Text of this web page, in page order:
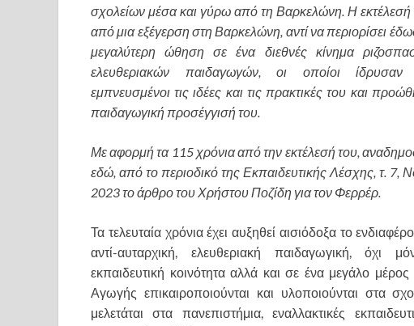
σχολείων μέσα και γύρω από τη Βαρκελώνη. Η εκτέλεσή
από μια εξέγερση στη Βαρκελώνη, αντί να περιορίσει
μεγαλύτερη ώθηση σε ένα διεθνές κίνημα
ελευθεριακών παιδαγωγών, οι οποίοι ίδρυσαν
εμπνευσμένοι τις ιδέες και τις πρακτικές του και
παιδαγωγική προσέγγισή του.
Με αφορμή τα 115 χρόνια από την εκτέλεσή του,
εδώ, από το περιοδικό της Εκπαιδευτικής Λέσχης, τ. 7,
2023 το άρθρο του Χρήστου Ποζίδη για τον Φερρέρ.
Τα τελευταία χρόνια έχει αυξηθεί αισιόδοξα το
αντί-αυταρχική, ελευθεριακή παιδαγωγική, όχι
εκπαιδευτική κοινότητα αλλά και σε ένα μεγάλο
Αγωγής επικαιροποιούνται και υλοποιούνται στα
μελετάται στα πανεπιστήμια, εναλλακτικές